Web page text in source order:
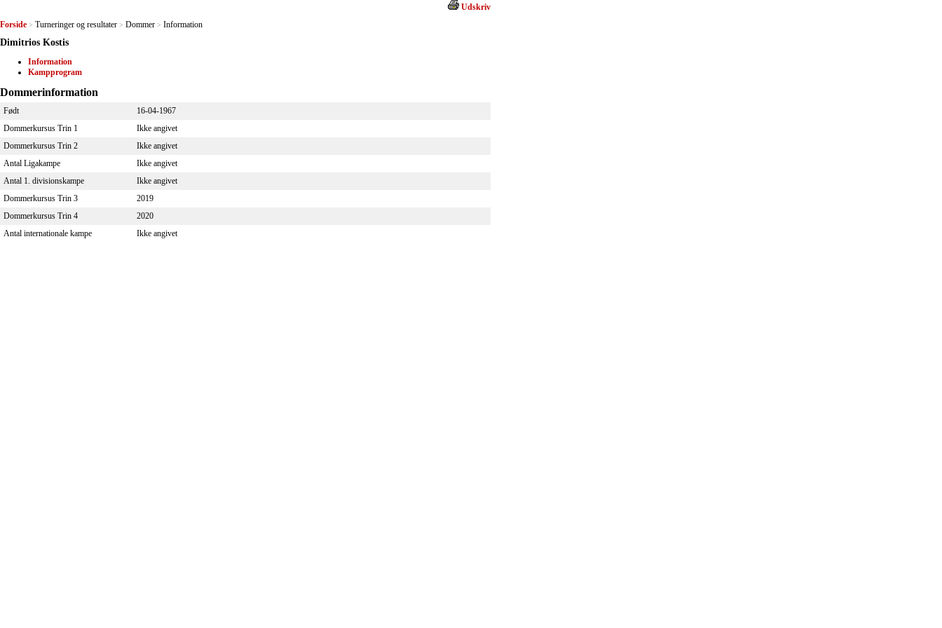
Udskriv
Forside > Turneringer og resultater > Dommer > Information
Dimitrios Kostis
Information
Kampprogram
Dommerinformation
Født
16-04-1967
Dommerkursus Trin 1
Ikke angivet
Dommerkursus Trin 2
Ikke angivet
Antal Ligakampe
Ikke angivet
Antal 1. divisionskampe
Ikke angivet
Dommerkursus Trin 3
2019
Dommerkursus Trin 4
2020
Antal internationale kampe
Ikke angivet